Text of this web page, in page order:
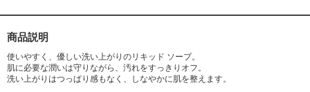
商品説明
使いやすく、優しい洗い上がりのリキッド ソープ。
肌に必要な潤いは守りながら、汚れをすっきりオフ。
洗い上がりはつっぱり感もなく、しなやかに肌を整えます。